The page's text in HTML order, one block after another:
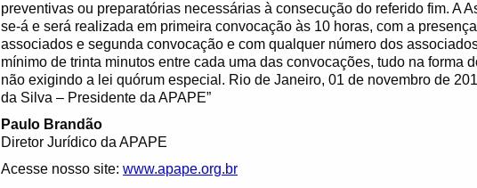
preventivas ou preparatórias necessárias à consecução do referido fim. A
se-á e será realizada em primeira convocação às 10 horas, com a
associados e segunda convocação e com qualquer número dos
mínimo de trinta minutos entre cada uma das convocações, tudo na forma
não exigindo a lei quórum especial. Rio de Janeiro, 01 de novembro de
da Silva – Presidente da APAPE”
Paulo Brandão
Diretor Jurídico da APAPE
Acesse nosso site: www.apape.org.br